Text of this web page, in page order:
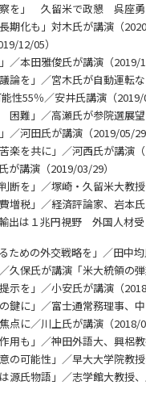
を」 久留米で政懇 呉座
期化も」対木氏が講演（
12/05）
／本田雅俊氏が講演（2019/
論を」／宮木氏が自動運転
性55％／安井氏講演（
難」／高瀬氏が参院選展
／河田氏が講演（2019/05/
楽を共に」／河西氏が講演
が講演（2019/03/29）
断を」／塚崎・久留米大教
税」／経済評論家、岩本
出は１兆円視野 外国人材受
めの外交戦略を」／田中
保氏が講演「米大統領の
示を」／小安氏が講演（
に」／富士通常務理事、
点に／川上氏が講演（2018/
も」／神田外語大、興梠
可能性」／早大大学院教
氏物語」／志学館大教授